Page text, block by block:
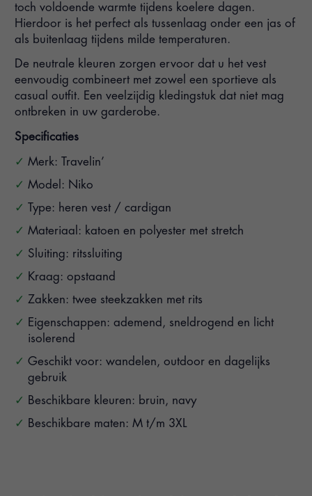
toch voldoende warmte tijdens koelere dagen.
Hierdoor is het perfect als tussenlaag onder een jas of
als buitenlaag tijdens milde temperaturen.
De neutrale kleuren zorgen ervoor dat u het vest
eenvoudig combineert met zowel een sportieve als
casual outfit. Een veelzijdig kledingstuk dat niet mag
ontbreken in uw garderobe.
Specificaties
Merk: Travelin’
Model: Niko
Type: heren vest / cardigan
Materiaal: katoen en polyester met stretch
Sluiting: ritssluiting
Kraag: opstaand
Zakken: twee steekzakken met rits
Eigenschappen: ademend, sneldrogend en licht
isolerend
Geschikt voor: wandelen, outdoor en dagelijks
gebruik
Beschikbare kleuren: bruin, navy
Beschikbare maten: M t/m 3XL